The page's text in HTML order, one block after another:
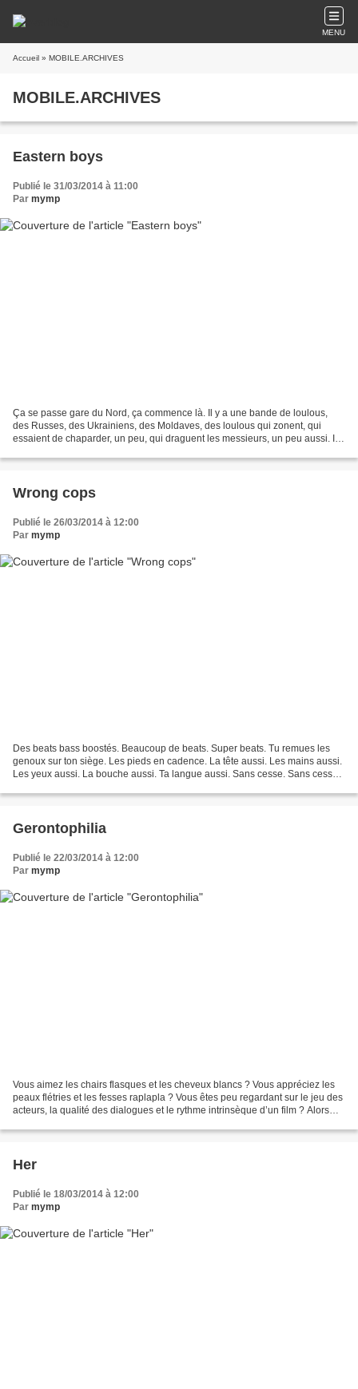
MENU
Accueil » MOBILE.ARCHIVES
MOBILE.ARCHIVES
Eastern boys
Publié le 31/03/2014 à 11:00
Par mymp
Ça se passe gare du Nord, ça commence là. Il y a une bande de loulous,
des Russes, des Ukrainiens, des Moldaves, des loulous qui zonent, qui
essaient de chaparder, un peu, qui draguent les messieurs, un peu aussi. Il y
Wrong cops
Publié le 26/03/2014 à 12:00
Par mymp
Des beats bass boostés. Beaucoup de beats. Super beats. Tu remues les
genoux sur ton siège. Les pieds en cadence. La tête aussi. Les mains aussi.
Les yeux aussi. La bouche aussi. Ta langue aussi. Sans cesse. Sans cesse
Gerontophilia
Publié le 22/03/2014 à 12:00
Par mymp
Vous aimez les chairs flasques et les cheveux blancs ? Vous appréciez les
peaux flétries et les fesses raplapla ? Vous êtes peu regardant sur le jeu des
acteurs, la qualité des dialogues et le rythme intrinsèque d’un film ? Alors
Her
Publié le 18/03/2014 à 12:00
Par mymp